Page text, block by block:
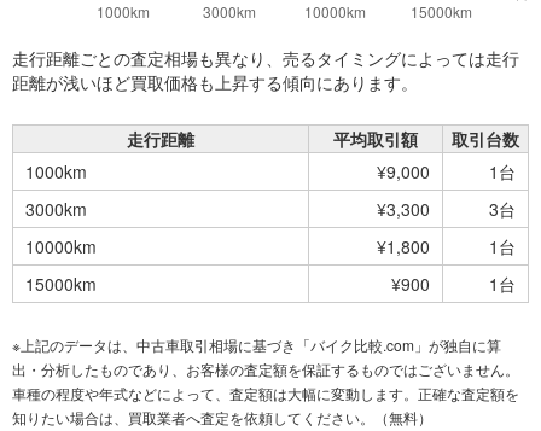
走行距離ごとの査定相場も異なり、売るタイミングによっては走行
距離が浅いほど買取価格も上昇する傾向にあります。
走行距離 平均取引額
取引台数
1000km
¥9,000
1台
3000km
¥3,300
3台
10000km
¥1,800
1台
15000km
¥900 1台
※上記のデータは、中古車取引相場に基づき「バイク比較.com」が独自に算
出・分析したものであり、お客様の査定額を保証するものではございません。
車種の程度や年式などによって、査定額は大幅に変動します。正確な査定額を
知りたい場合は、買取業者へ査定を依頼してください。（無料）